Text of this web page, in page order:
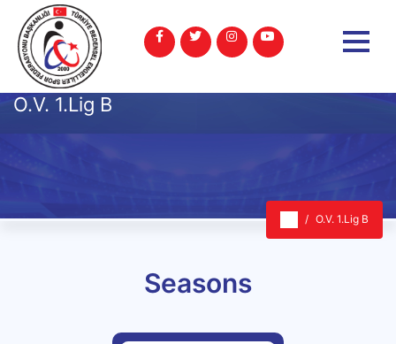
O.V. 1.Lig B
O.V. 1.Lig B
Seasons